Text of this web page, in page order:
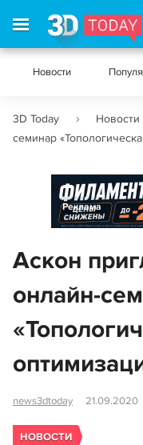
Новости
3D Today Новости
семинар
Реклама
Аскон
онлайн-
news3dtoday 21.09.2020
НОВОСТИ